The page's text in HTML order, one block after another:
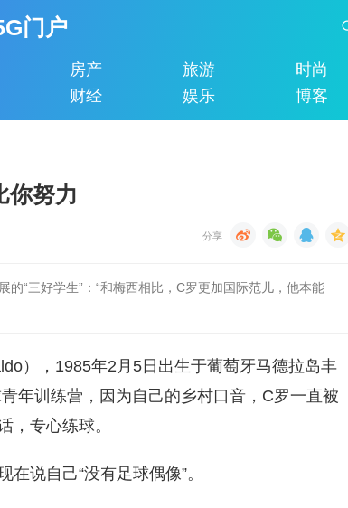
门户
房产 旅游
时尚
财经 娱乐 博客
你努力
“三好学生”：“和梅西相比，C罗更加国际范儿，他本能
），1985年2月5日出生于葡萄牙马德拉岛丰
年训练营，因为自己的乡村口音，C罗一直被
，专心练球。
说自己“没有足球偶像”。